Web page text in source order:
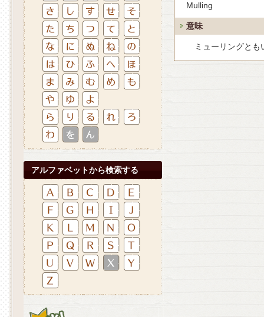
アルファベットから検索する
Mulling
意味
ミューリングとも